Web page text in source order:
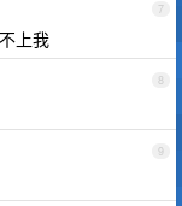
7
上我
8
9